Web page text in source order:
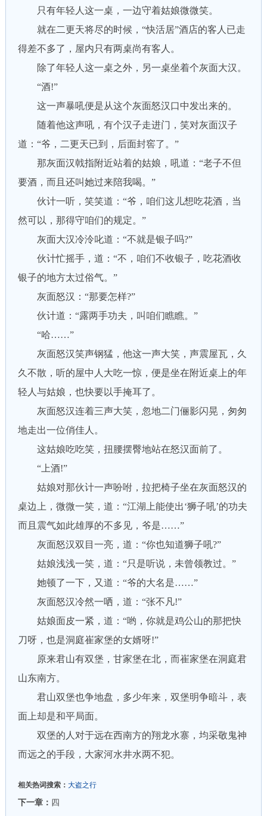
只有年轻人这一桌，一边守着姑娘微微笑。
就在二更天将尽的时候，“快活居”酒店的客人已走
得差不多了，屋内只有两桌尚有客人。
除了年轻人这一桌之外，另一桌坐着个灰面大汉。
“酒!”
这一声暴吼便是从这个灰面怒汉口中发出来的。
随着他这声吼，有个汉子走进门，笑对灰面汉子
道：“爷，二更天已到，后面封窖了。”
那灰面汉戟指附近站着的姑娘，吼道：“老子不但
要酒，而且还叫她过来陪我喝。”
伙计一听，笑笑道：“爷，咱们这儿想吃花酒，当
然可以，那得守咱们的规定。”
灰面大汉冷泠叱道：“不就是银子吗?”
伙计忙摇手，道：“不，咱们不收银子，吃花酒收
银子的地方太过俗气。”
灰面怒汉：“那要怎样?”
伙计道：“露两手功夫，叫咱们瞧瞧。”
“哈……”
灰面怒汉笑声钢猛，他这一声大笑，声震屋瓦，久
久不散，听的屋中人大吃一惊，便是坐在附近桌上的年
轻人与姑娘，也快要以手掩耳了。
灰面怒汉连着三声大笑，忽地二门俪影闪晃，匆匆
地走出一位俏佳人。
这姑娘吃吃笑，扭腰摆臀地站在怒汉面前了。
“上酒!”
姑娘对那伙计一声吩咐，拉把椅子坐在灰面怒汉的
桌边上，微微一笑，道：“江湖上能使出‘狮子吼’的功夫
而且震气如此雄厚的不多见，爷是……”
灰面怒汉双目一亮，道：“你也知道狮子吼?”
姑娘浅浅一笑，道：“只是听说，未曾领教过。”
她顿了一下，又道：“爷的大名是……”
灰面怒汉冷然一哂，道：“张不凡!”
姑娘面皮一紧，道：“哟，你就是鸡公山的那把快
刀呀，也是洞庭崔家堡的女婿呀!”
原来君山有双堡，甘家堡在北，而崔家堡在洞庭君
山东南方。
君山双堡也争地盘，多少年来，双堡明争暗斗，表
面上却是和平局面。
双堡的人对于远在西南方的翔龙水寨，均采敬鬼神
而远之的手段，大家河水井水两不犯。
相关热词搜索： 大盗之行
下一章： 四